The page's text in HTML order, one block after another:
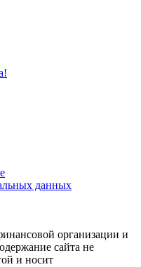
данных
организации и
сайта не
и носит